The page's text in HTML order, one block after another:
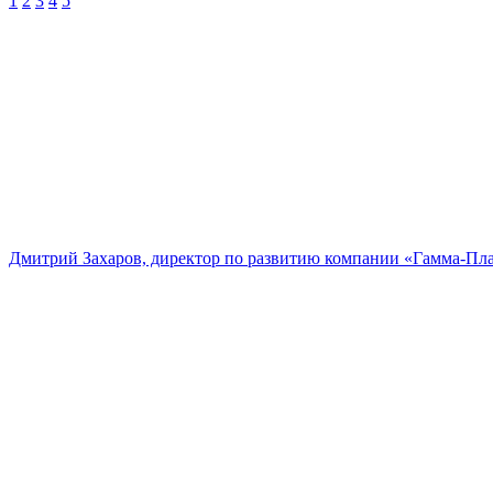
Дмитрий Захаров, директор по развитию компании «Гамма-